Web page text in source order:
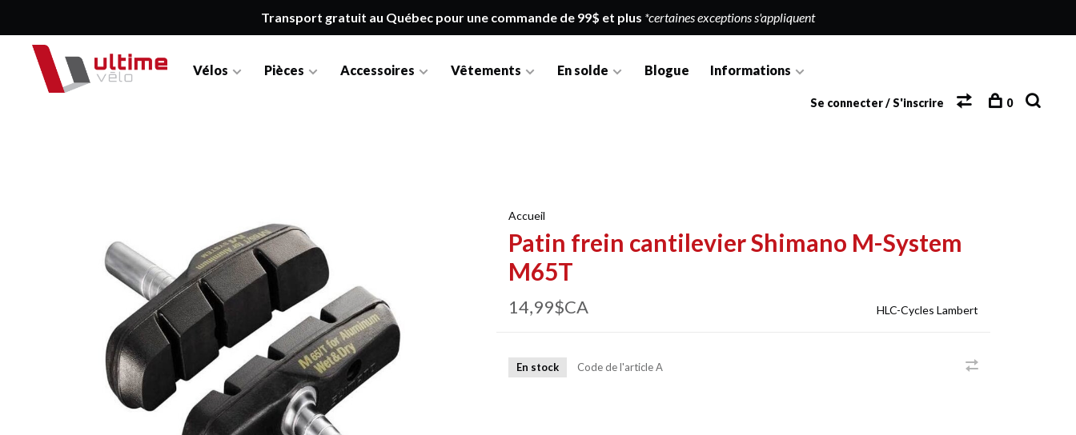
Transport gratuit au Québec pour une commande de 99$ et plus *certaines exceptions s'appliquent
Vélos Pièces Accessoires Vêtements En solde Blogue Informations
Se connecter / S'inscrire 0
Accueil
Patin frein cantilevier Shimano M-System
M65T
14,99$CA HLC-Cycles Lambert
En stock Code de l'articleA